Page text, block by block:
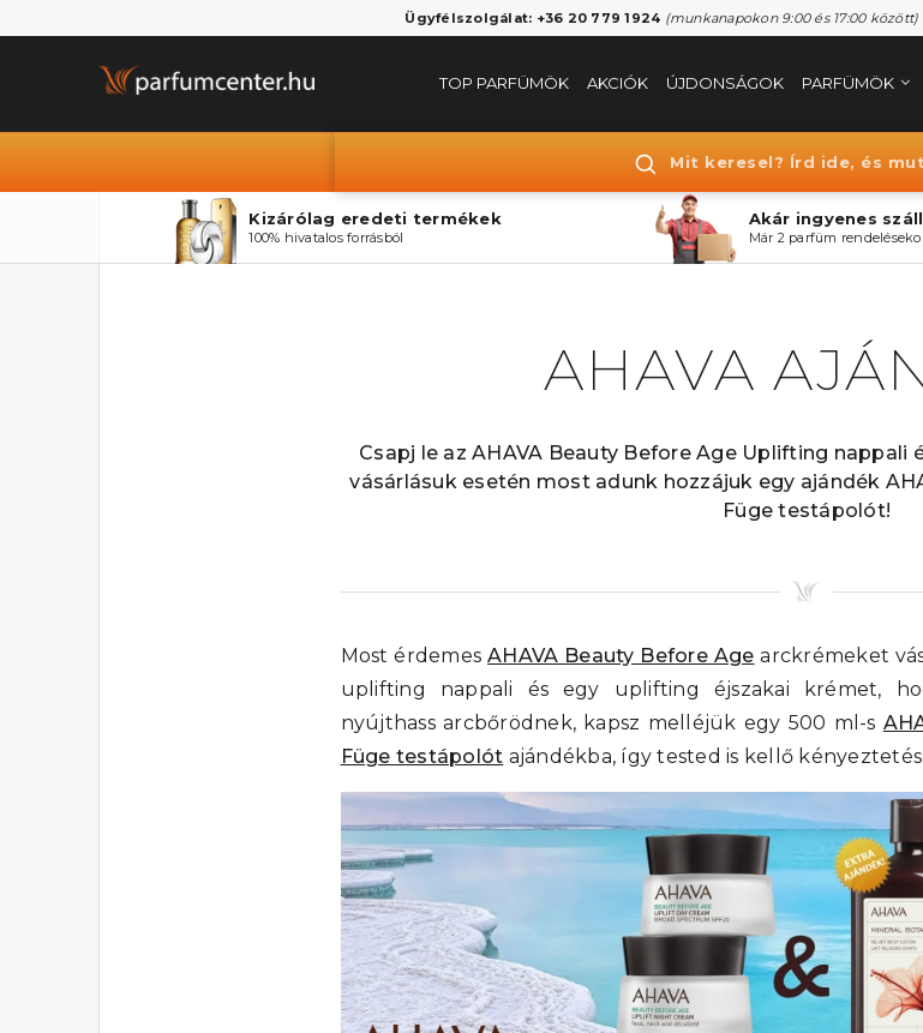
Ügyfélszolgálat: +36 20 779 1924 (munkanapokon 9:00 és 17:00 között)
TOP PARFÜMÖK AKCIÓK ÚJDONSÁGOK PARFÜMÖK
Mit keresel? Írd ide, és
Kizárólag eredeti termékek
100% hivatalos forrásból
Akár ingyenes
Már 2 parfüm
AHAVA
Csapj le az AHAVA Beauty Before Age Uplifting
vásárlásuk esetén most adunk hozzájuk egy ajándék
Füge testápolót!
Most érdemesAHAVA Beauty Before Age arckrémeket
uplifting nappali és egy uplifting éjszakai krémet,
nyújthass arcbőrödnek, kapsz melléjük egy 500 ml-s
Füge testápolót ajándékba, így tested is kellő